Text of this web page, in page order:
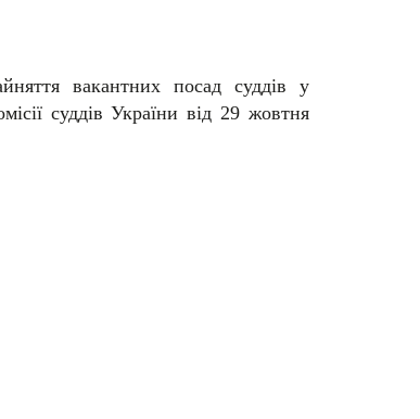
вакантних посад суддів у
суддів України від 29 жовтня